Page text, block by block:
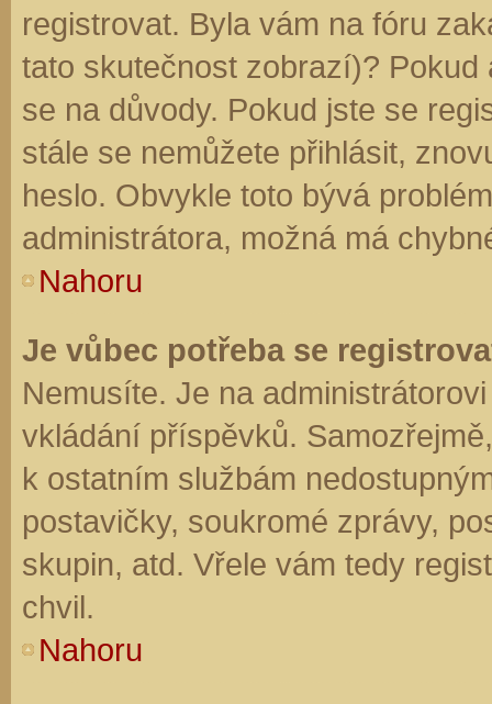
registrovat. Byla vám na fóru
tato skutečnost zobrazí)?
se na důvody. Pokud jste se
stále se nemůžete přihlásit,
heslo. Obvykle toto bývá
administrátora, možná má
Nahoru
Je vůbec potřeba se
Nemusíte. Je na
vkládání příspěvků.
k ostatním službám
postavičky, soukromé zprávy,
skupin, atd. Vřele vám tedy
chvil.
Nahoru